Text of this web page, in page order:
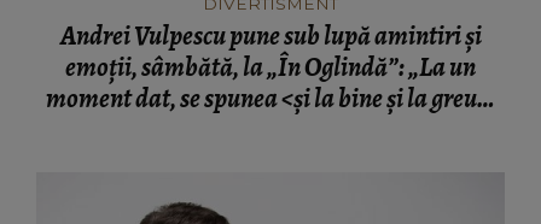
Andrei Vulpescu pune sub lupă amintiri și
emoții, sâmbătă, la „În Oglindă”: „La un
moment dat, se spunea <și la bine și la greu>.